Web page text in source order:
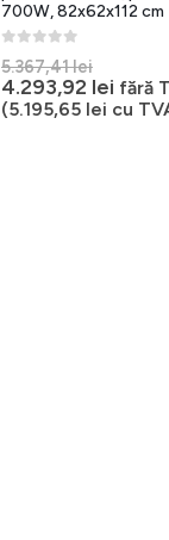
700W, 82x62x112 cm
5.367,41lei
inițial
a
4.293,92 lei fără
(5.195,65 lei cu